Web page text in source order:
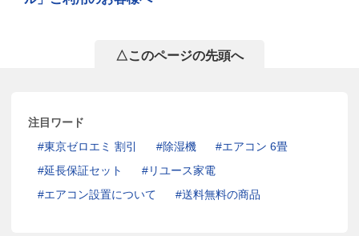
△このページの先頭へ
注目ワード
東京ゼロエミ 割引
除湿機
エアコン 6畳
延長保証セット
リユース家電
エアコン設置について
送料無料の商品